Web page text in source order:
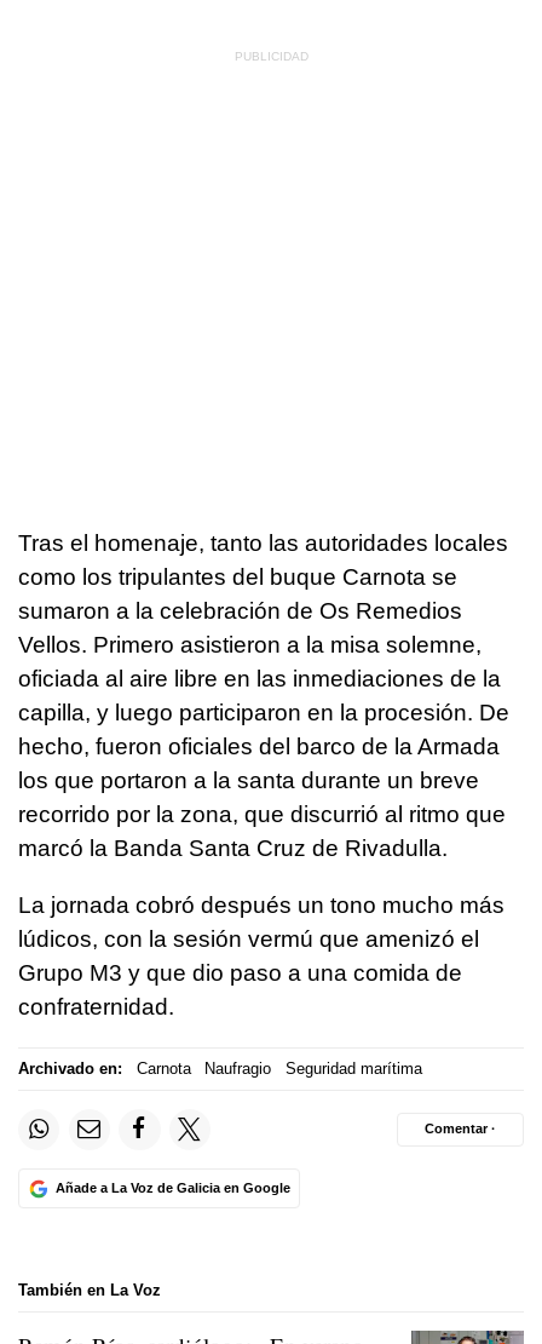
Tras el homenaje, tanto las autoridades locales
como los tripulantes del buque Carnota se
sumaron a la celebración de Os Remedios
Vellos. Primero asistieron a la misa solemne,
oficiada al aire libre en las inmediaciones de la
capilla, y luego participaron en la procesión. De
hecho, fueron oficiales del barco de la Armada
los que portaron a la santa durante un breve
recorrido por la zona, que discurrió al ritmo que
marcó la Banda Santa Cruz de Rivadulla.
La jornada cobró después un tono mucho más
lúdicos, con la sesión vermú que amenizó el
Grupo M3 y que dio paso a una comida de
confraternidad.
Archivado en: Carnota Naufragio Seguridad marítima
Añade a La Voz de Galicia en Google
Comentar ·
También en La Voz